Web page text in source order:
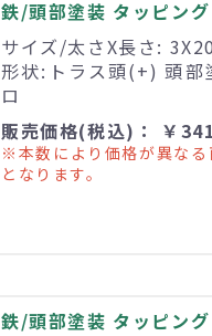
鉄/頭部塗装 タッピン
サイズ/太さX長さ: 3X20
形状:トラス頭(+) 頭部
ロ
販売価格(税込)： ￥341
※本数により価格が異な
となります。
鉄/頭部塗装 タッピン